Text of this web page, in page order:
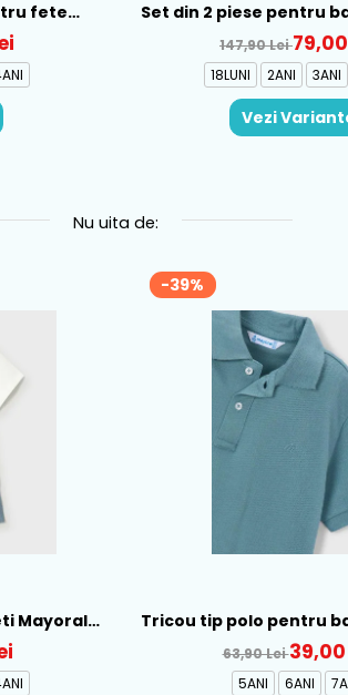
fete
Set din 2 piese pentru
Alb-Albastru -
147,90 Lei
18LUNI 2ANI 3ANI
Vezi
Nu uita de:
Mayoral,
-39%
Tricou tip polo pentru
Verde - 150-
63,90 Lei39,00
5ANI 6ANI